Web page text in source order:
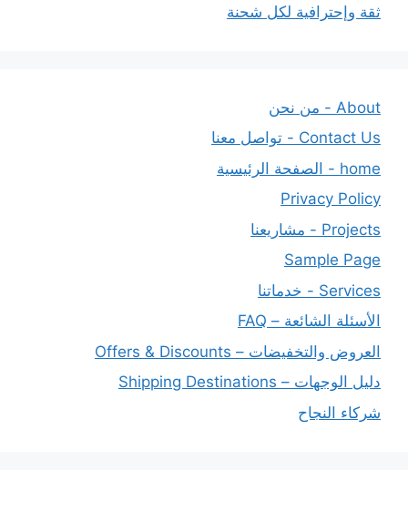
ثقة وإحترافية لكل شحنة
About - من نحن
Contact Us - تواصل معنا
home - الصفحة الرئيسية
Privacy Policy
Projects - مشاريعنا
Sample Page
Services - خدماتنا
الأسئلة الشائعة – FAQ
العروض والتخفيضات – Offers & Discounts
دليل الوجهات – Shipping Destinations
شركاء النجاح